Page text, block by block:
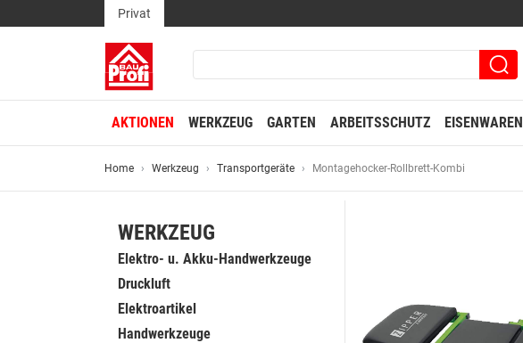
Privat
AKTIONEN WERKZEUG GARTEN ARBEITSSCHUTZ EISENWAREN
Home Werkzeug Transportgeräte Montagehocker-Rollbrett-Kombi
WERKZEUG
Elektro- u. Akku-Handwerkzeuge
Druckluft
Elektroartikel
Handwerkzeuge